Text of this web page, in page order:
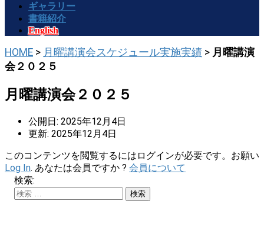
ギャラリー
書籍紹介
English
HOME > 月曜講演会スケジュール実施実績 > 月曜講演
会２０２５
月曜講演会２０２５
公開日: 2025年12月4日
更新: 2025年12月4日
このコンテンツを閲覧するにはログインが必要です。お願い
Log In. あなたは会員ですか ? 会員について
検索: